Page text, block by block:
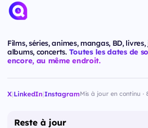
Films, séries, animes, mangas, BD,
albums, concerts. Toutes les dates de
encore, au même endroit.
X|LinkedIn|InstagramMis à jour en continu ·
Reste à jour